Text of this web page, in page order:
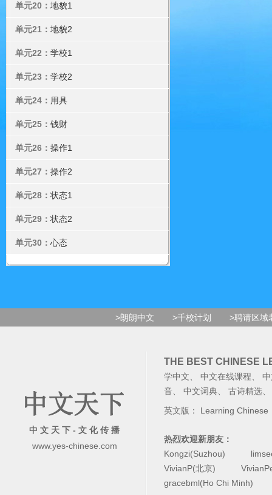
单元20： 地貌1
单元21： 地貌2
单元22： 学校1
单元23： 学校2
单元24： 用具
单元25： 钱财
单元26： 操作1
单元27： 操作2
单元28： 状态1
单元29： 状态2
单元30： 心态
>朗朗中文 >千校计划 >聘请区域
中 文 天 下 - 文 化 传 播
www.yes-chinese.com
THE BEST CHINESE
学中文 中文在线课程
音
中文词典 古诗精选
英文版： Learning Chinese
热烈欢迎新朋友：
Kongzi(Suzhou)
VivianP(北京)
gracebml(Ho Chi Minh)